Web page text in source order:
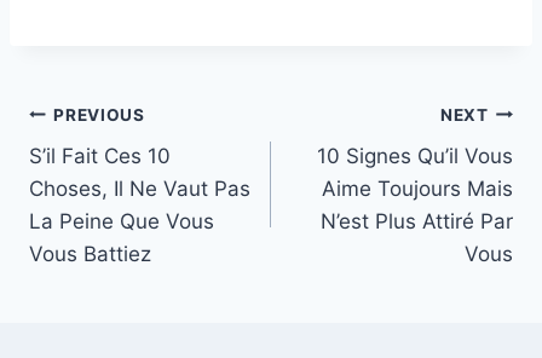
Post
navigation
PREVIOUS
S’il Fait Ces 10
Choses, Il Ne Vaut Pas
La Peine Que Vous
Vous Battiez
NEXT
10 Signes Qu’il Vous
Aime Toujours Mais
N’est Plus Attiré Par
Vous